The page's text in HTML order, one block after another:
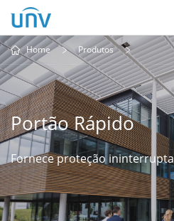
Home Produtos
Portão Rápido
Fornece proteção ininterrupta